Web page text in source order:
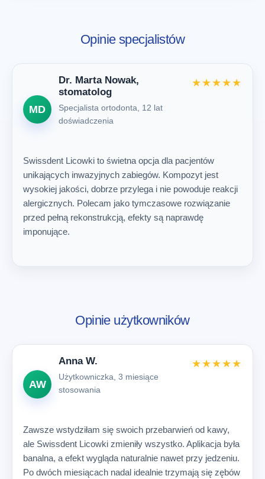
Opinie specjalistów
MD
Dr. Marta Nowak,
stomatolog
Specjalista ortodonta, 12 lat
doświadczenia
★★★★★
Swissdent Licowki to świetna opcja dla pacjentów
unikających inwazyjnych zabiegów. Kompozyt jest
wysokiej jakości, dobrze przylega i nie powoduje reakcji
alergicznych. Polecam jako tymczasowe rozwiązanie
przed pełną rekonstrukcją, efekty są naprawdę
imponujące.
Opinie użytkowników
AW
Anna W.
Użytkowniczka, 3 miesiące
stosowania
★★★★★
Zawsze wstydziłam się swoich przebarwień od kawy,
ale Swissdent Licowki zmieniły wszystko. Aplikacja była
banalna, a efekt wygląda naturalnie nawet przy jedzeniu.
Po dwóch miesiącach nadal idealnie trzymają się zębów